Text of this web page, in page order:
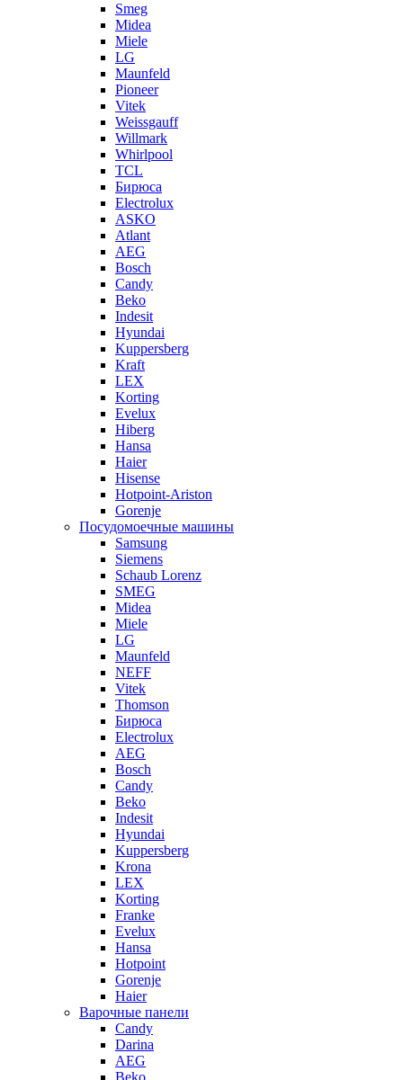
Smeg
Midea
Miele
LG
Maunfeld
Pioneer
Vitek
Weissgauff
Willmark
Whirlpool
TCL
Бирюса
Electrolux
ASKO
Atlant
AEG
Bosch
Candy
Beko
Indesit
Hyundai
Kuppersberg
Kraft
LEX
Korting
Evelux
Hiberg
Hansa
Haier
Hisense
Hotpoint-Ariston
Gorenje
Посудомоечные машины
Samsung
Siemens
Schaub Lorenz
SMEG
Midea
Miele
LG
Maunfeld
NEFF
Vitek
Thomson
Бирюса
Electrolux
AEG
Bosch
Candy
Beko
Indesit
Hyundai
Kuppersberg
Krona
LEX
Korting
Franke
Evelux
Hansa
Hotpoint
Gorenje
Haier
Варочные панели
Candy
Darina
AEG